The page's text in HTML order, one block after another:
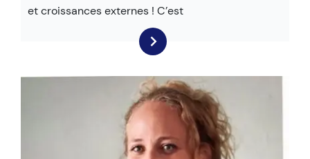
et croissances externes ! C’est